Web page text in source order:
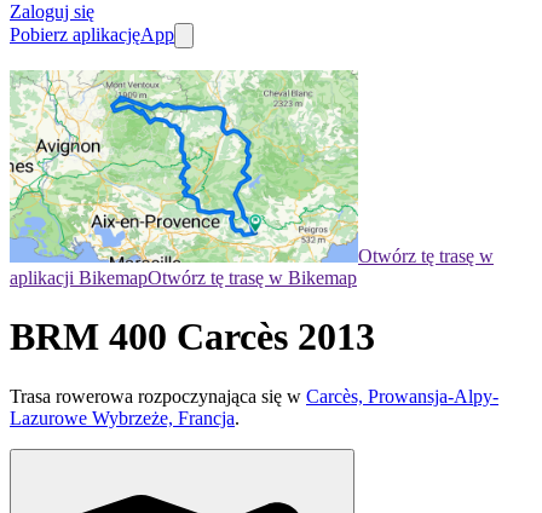
Zaloguj się
Pobierz aplikacjęApp
Otwórz tę trasę w
aplikacji BikemapOtwórz tę trasę w Bikemap
BRM 400 Carcès 2013
Trasa rowerowa rozpoczynająca się w Carcès, Prowansja-Alpy-
Lazurowe Wybrzeże, Francja.